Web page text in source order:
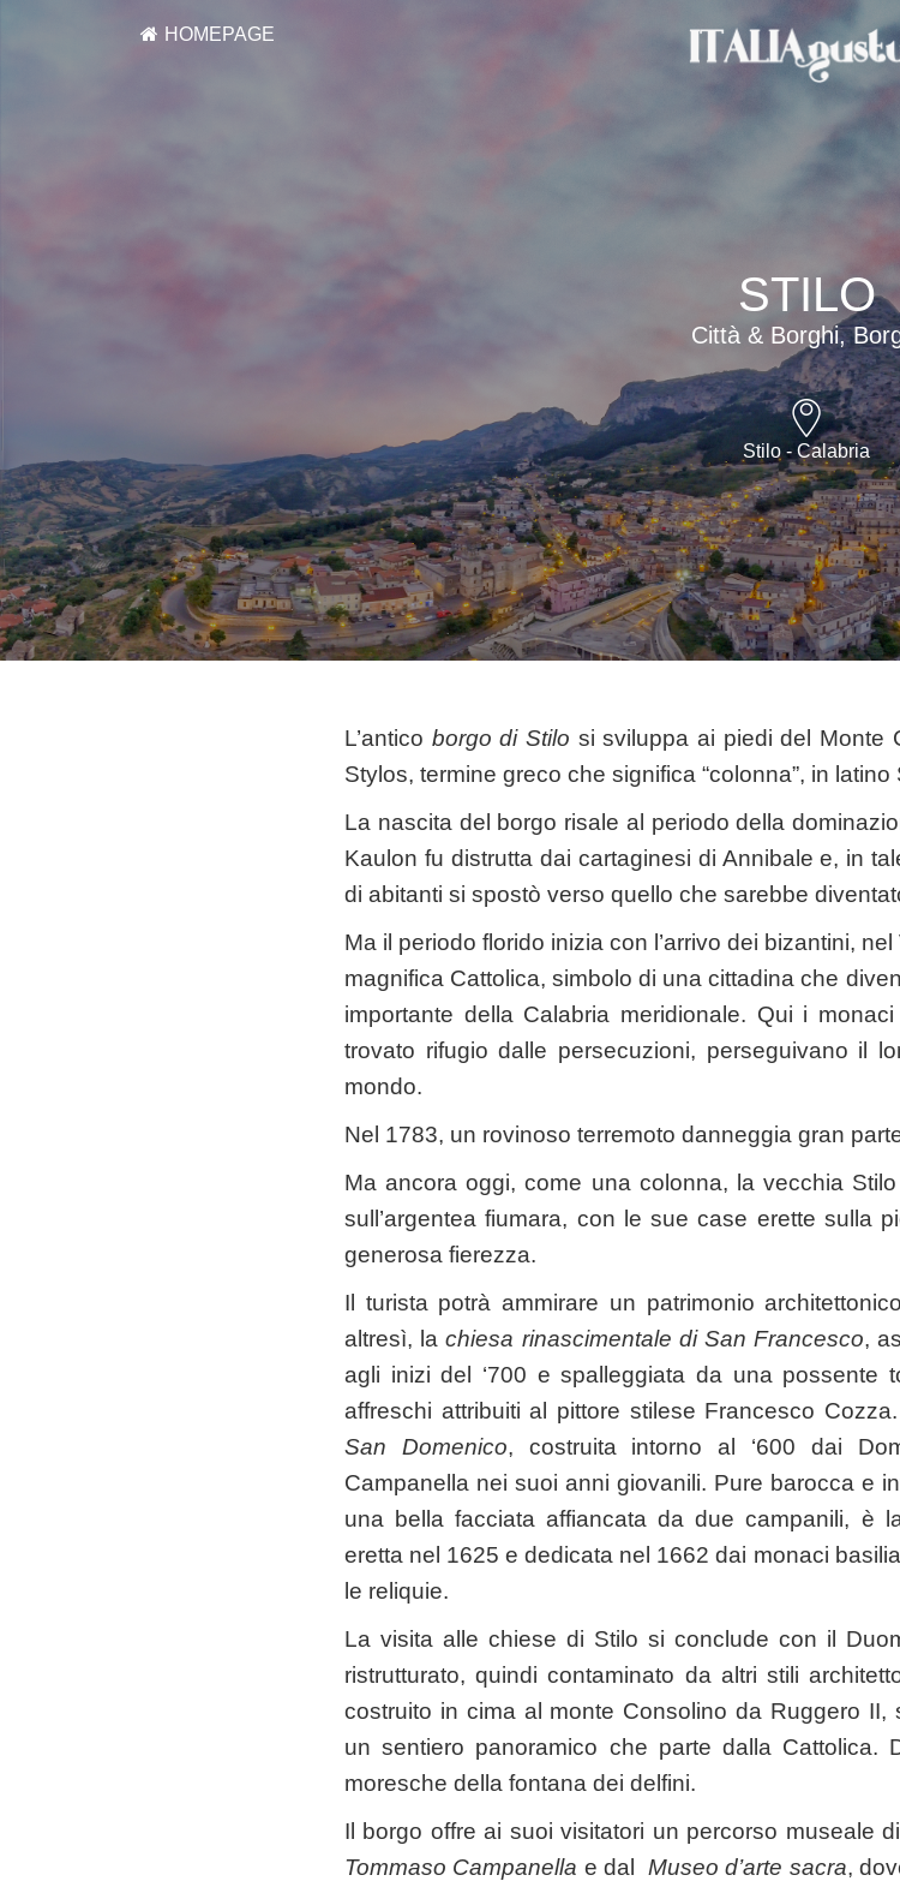
HOMEPAGE
STILO
Città & Borghi,
Stilo - Calabria
L’antico borgo di Stilo si sviluppa ai piedi del Monte
Stylos, termine greco che significa “colonna”, in latino
La nascita del borgo risale al periodo della
Kaulon fu distrutta dai cartaginesi di Annibale e, in
di abitanti si spostò verso quello che sarebbe
Ma il periodo florido inizia con l’arrivo dei bizantini,
magnifica Cattolica, simbolo di una cittadina che
importante della Calabria meridionale. Qui i
trovato rifugio dalle persecuzioni, perseguivano il
mondo.
Nel 1783, un rovinoso terremoto danneggia gran
Ma ancora oggi, come una colonna, la vecchia
sull’argentea fiumara, con le sue case erette sulla
generosa fierezza.
Il turista potrà ammirare un patrimonio
altresì, lachiesa rinascimentale di San Francesco,
agli inizi del ‘700 e spalleggiata da una possente
affreschi attribuiti al pittore stilese Francesco
San Domenico, costruita intorno al ‘600 dai
Campanella nei suoi anni giovanili. Pure barocca e
una bella facciata affiancata da due campanili, è
eretta nel 1625 e dedicata nel 1662 dai monaci
le reliquie.
La visita alle chiese di Stilo si conclude con il
ristrutturato, quindi contaminato da altri stili
costruito in cima al monte Consolino da Ruggero II,
un sentiero panoramico che parte dalla Cattolica.
moresche della fontana dei delfini.
Il borgo offre ai suoi visitatori un percorso museale
Tommaso Campanella e dal Museo d’arte sacra,